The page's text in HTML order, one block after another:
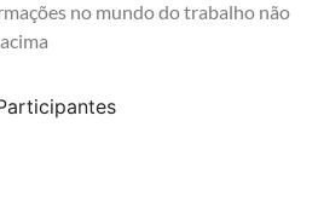
no mundo do trabalho não